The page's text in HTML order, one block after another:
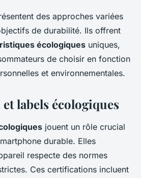
des approches variées
de durabilité. Ils offrent
écologiques uniques,
de choisir en fonction
et environnementales.
labels écologiques
jouent un rôle crucial
durable. Elles
respecte des normes
Ces certifications incluent